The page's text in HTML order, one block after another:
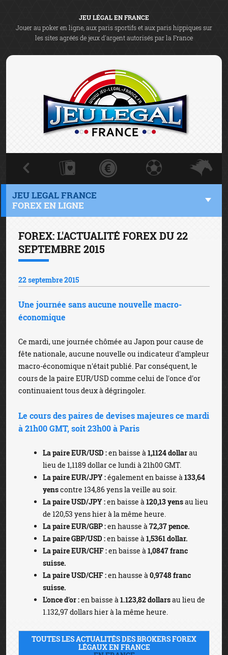
JEU LÉGAL EN FRANCE
Jouer au poker en ligne, aux paris sportifs et aux paris hippiques sur
les sites agréés de jeux d'argent autorisés par la France
JEU LEGAL FRANCE
FOREX EN LIGNE
FOREX: L'ACTUALITÉ FOREX DU 22
SEPTEMBRE 2015
22 septembre 2015
Une journée sans aucune nouvelle macro-
économique
Ce mardi, une journée chômée au Japon pour cause de
fête nationale, aucune nouvelle ou indicateur d'ampleur
macro-économique n'était publié. Par conséquent, le
cours de la paire EUR/USD comme celui de l'once d'or
continuaient tous deux à dégringoler.
Le cours des paires de devises majeures ce mardi
à 21h00 GMT, soit 23h00 à Paris
La paire EUR/USD :en baisse à1,1124 dollarau
lieu de 1,1189 dollar ce lundi à 21h00 GMT.
La paire EUR/JPY :également en baisse à133,64
yenscontre 134,86 yens la veille au soir.
La paire USD/JPY :en baisse à120,13 yensau lieu
de 120,53 yens hier à la même heure.
La paire EUR/GBP :en hausse à72,37 pence.
La paire GBP/USD :en baisse à1,5361 dollar.
La paire EUR/CHF :en baisse à1,0847 franc
suisse.
La paire USD/CHF :en hausse à0,9748 franc
suisse.
L'once d'or :en baisse à1.123,82 dollarsau lieu de
1.132,97 dollars hier à la même heure.
TOUTES LES ACTUALITÉS DES BROKERS FOREX
LÉGAUX EN FRANCE